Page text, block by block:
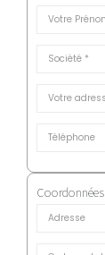
Coordonnées